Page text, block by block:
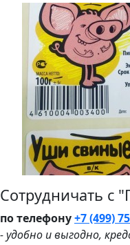
Сотрудничать с
по телефону+7 (499)
- удобно и выгодно,